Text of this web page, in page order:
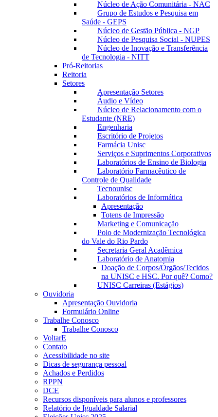
Núcleo de Ação Comunitária - NAC
Grupo de Estudos e Pesquisa em
Saúde - GEPS
Núcleo de Gestão Pública - NGP
Núcleo de Pesquisa Social - NUPES
Núcleo de Inovação e Transferência
de Tecnologia - NITT
Pró-Reitorias
Reitoria
Setores
Apresentação Setores
Áudio e Vídeo
Núcleo de Relacionamento com o
Estudante (NRE)
Engenharia
Escritório de Projetos
Farmácia Unisc
Serviços e Suprimentos Corporativos
Laboratórios de Ensino de Biologia
Laboratório Farmacêutico de
Controle de Qualidade
Tecnounisc
Laboratórios de Informática
Apresentação
Totens de Impressão
Marketing e Comunicação
Polo de Modernização Tecnológica
do Vale do Rio Pardo
Secretaria Geral Acadêmica
Laboratório de Anatomia
Doação de Corpos/Órgãos/Tecidos
na UNISC e HSC. Por quê? Como?
UNISC Carreiras (Estágios)
Ouvidoria
Apresentação Ouvidoria
Formulário Online
Trabalhe Conosco
Trabalhe Conosco
VoltarE
Contato
Acessibilidade no site
Dicas de segurança pessoal
Achados e Perdidos
RPPN
DCE
Recursos disponíveis para alunos e professores
Relatório de Igualdade Salarial